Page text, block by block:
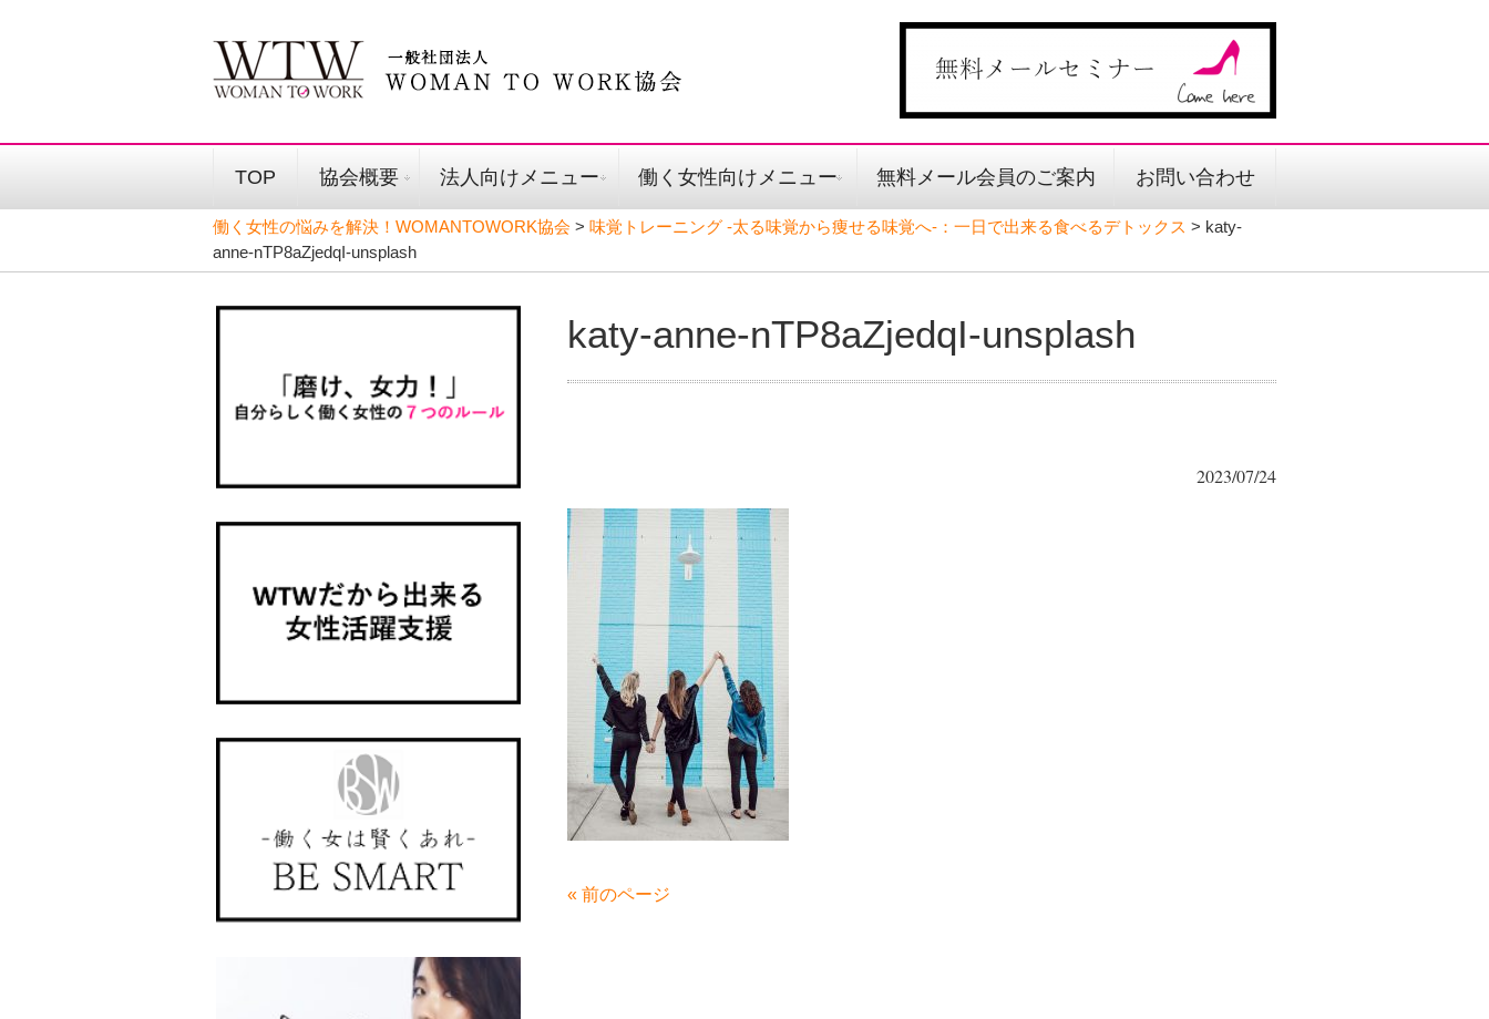
TOP 協会概要 法人向けメニュー 働く女性向けメニュー 無料メール会員のご案内 お問い合わせ
働く女性の悩みを解決！WOMANTOWORK協会 > 味覚トレーニング -太る味覚から痩せる味覚へ-：一日で出来る食べるデトックス > katy-
anne-nTP8aZjedqI-unsplash
katy-anne-nTP8aZjedqI-unsplash
2023/07/24
« 前のページ